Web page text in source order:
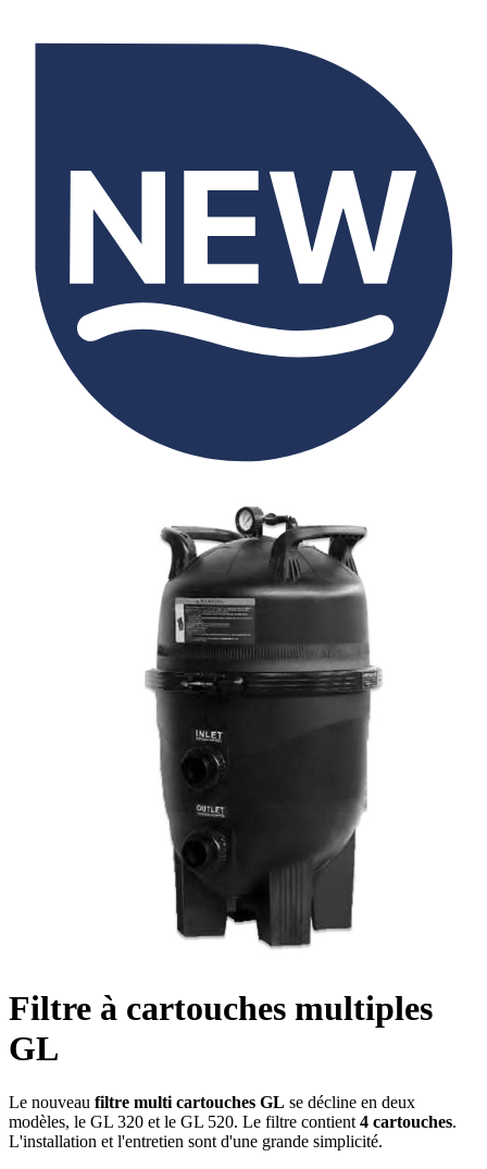
Filtre à cartouches multiples
GL
Le nouveau filtre multi cartouches GL se décline en deux
modèles, le GL 320 et le GL 520. Le filtre contient 4 cartouches.
L'installation et l'entretien sont d'une grande simplicité.